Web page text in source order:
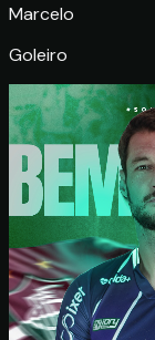
Marcelo
Goleiro